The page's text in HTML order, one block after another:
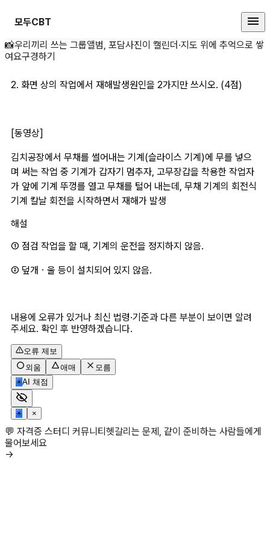
모두CBT
2. 화면 상의 작업에 상세 페이지
📸우리끼리 쓰는 그룹앨범, 포담사진이 캘린더·지도 위에 추억으로 쌓
여요구경하기
2. 화면 상의 작업에서 재해발생원인을 2가지만 쓰시오. (4점)
[동영상]
김치공장에서 무채를 썰어내는 기계(슬라이스 기계)에 무를 넣으
며 써는 작업 중 기계가 갑자기 멈추자, 고무장갑을 착용한 작업자
가 앞에 기계 뚜껑를 열고 무채를 털어 내는데, 무채 기계의 회전식
기계 칼날 회전을 시작하면서 재해가 발생
해설
① 점검 작업을 할 때, 기계의 운전을 정지하지 않음.
② 덮개ㆍ울 등이 설치되어 있지 않음.
내용에 오류가 있거나 최신 법령·기준과 다른 부분이 보이면 알려
주세요. 확인 후 반영하겠습니다.
오류 제보
외움
애매
모름
✳AI 채점
✳ ×
💬 자격증 스터디 커뮤니티헷갈리는 문제, 같이 준비하는 사람들에게
물어보세요
→